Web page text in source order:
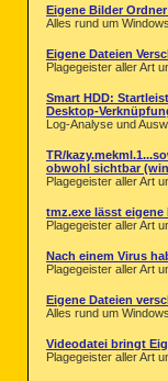
Eigene Bilder
Alles rund um
Eigene Dateien
Plagegeister aller Art
Smart HDD:
Desktop-
Log-Analyse und
TR/
obwohl sichtbar
Plagegeister aller Art
tmz.exe lässt
Plagegeister aller Art
Nach einem Virus
Plagegeister aller Art
Eigene Dateien
Alles rund um
Videodatei bringt
Plagegeister aller Art